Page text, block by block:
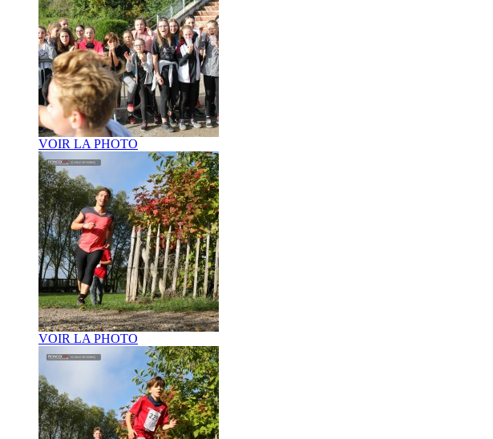
VOIR LA PHOTO
VOIR LA PHOTO